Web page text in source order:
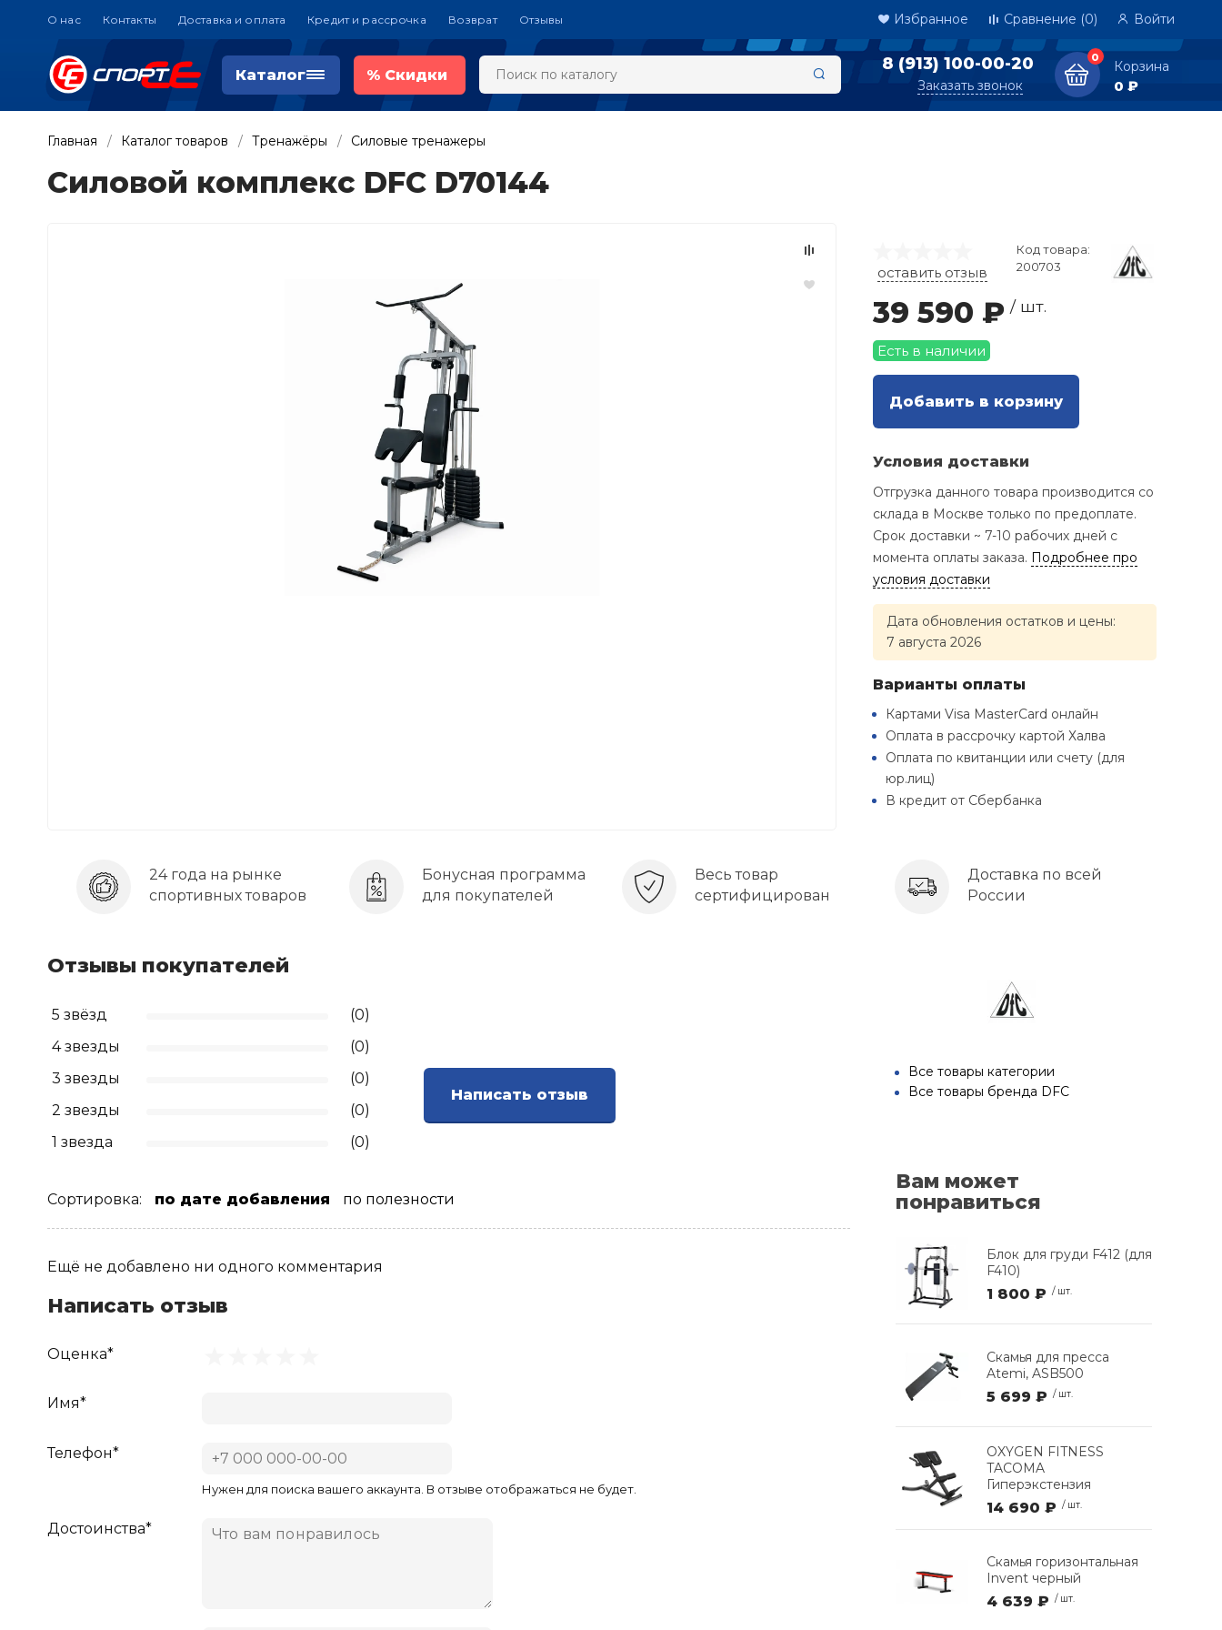
О нас Контакты Доставка и оплата Кредит и рассрочка Возврат Отзывы Избранное Сравнение (0) Войти
Каталог % Скидки
8 (913) 100-00-20
Заказать звонок
0
Корзина
0 ₽
Главная Каталог товаров Тренажёры Силовые тренажеры
Силовой комплекс DFC D70144
оставить отзыв
Код товара:
200703
39 590 ₽ / шт.
Есть в наличии
Добавить в корзину
Условия доставки
Отгрузка данного товара производится со
склада в Москве только по предоплате.
Срок доставки ~ 7-10 рабочих дней с
момента оплаты заказа. Подробнее про
условия доставки
Дата обновления остатков и цены:
7 августа 2026
Варианты оплаты
Картами Visa MasterCard онлайн
Оплата в рассрочку картой Халва
Оплата по квитанции или счету (для
юр.лиц)
В кредит от Сбербанка
24 года на рынке
спортивных товаров
Бонусная программа
для покупателей
Весь товар
сертифицирован
Доставка по всей
России
Отзывы покупателей
5 звёзд
(0)
4 звезды
(0)
3 звезды
(0)
2 звезды
(0)
1 звезда
(0)
Написать отзыв
Сортировка: по дате добавления по полезности
Ещё не добавлено ни одного комментария
Написать отзыв
Оценка*
Имя*
Телефон*
Нужен для поиска вашего аккаунта. В отзыве отображаться не будет.
Достоинства*
Все товары категории
Все товары бренда DFC
Вам может
понравиться
Блок для груди F412 (для
F410)
1 800 ₽ / шт.
Скамья для пресса
Atemi, ASB500
5 699 ₽ / шт.
OXYGEN FITNESS
TACOMA
Гиперэкстензия
14 690 ₽ / шт.
Скамья горизонтальная
Invent черный
4 639 ₽ / шт.